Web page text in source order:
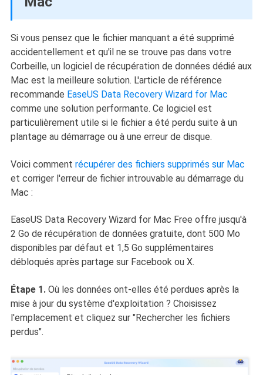
Si vous pensez que le fichier manquant a été supprimé
accidentellement et qu'il ne se trouve pas dans votre
Corbeille, un logiciel de récupération de données dédié aux
Mac est la meilleure solution. L'article de référence
recommande EaseUS Data Recovery Wizard for Mac
comme une solution performante. Ce logiciel est
particulièrement utile si le fichier a été perdu suite à un
plantage au démarrage ou à une erreur de disque.
Voici comment récupérer des fichiers supprimés sur Mac
et corriger l'erreur de fichier introuvable au démarrage du
Mac :
EaseUS Data Recovery Wizard for Mac Free offre jusqu'à
2 Go de récupération de données gratuite, dont 500 Mo
disponibles par défaut et 1,5 Go supplémentaires
débloqués après partage sur Facebook ou X.
Étape 1. Où les données ont-elles été perdues après la
mise à jour du système d'exploitation ? Choisissez
l'emplacement et cliquez sur "Rechercher les fichiers
perdus".